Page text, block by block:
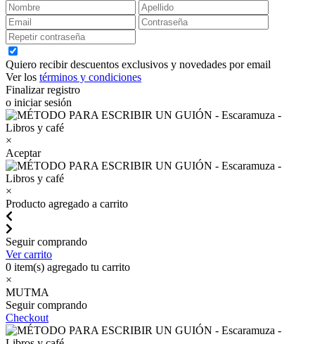
Quiero recibir descuentos exclusivos y novedades por email
Ver los términos y condiciones
Finalizar registro
o iniciar sesión
×
Aceptar
×
Producto agregado a carrito
Seguir comprando
Ver carrito
0 item(s) agregado tu carrito
×
MUTMA
Seguir comprando
Checkout